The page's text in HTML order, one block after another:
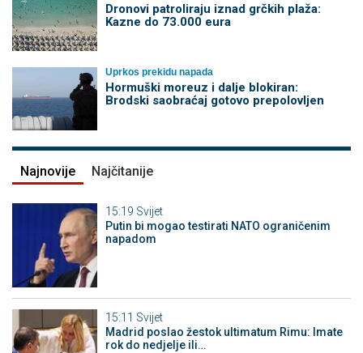
Dronovi patroliraju iznad grčkih plaža:
Kazne do 73.000 eura
Uprkos prekidu napada
Hormuški moreuz i dalje blokiran:
Brodski saobraćaj gotovo prepolovljen
Najnovije Najčitanije
15:19 Svijet
Putin bi mogao testirati NATO ograničenim
napadom
15:11 Svijet
Madrid poslao žestok ultimatum Rimu: Imate
rok do nedjelje ili…